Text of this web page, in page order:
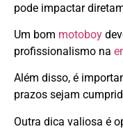
pode impactar
Um bom motoboy
profissionalismo na
Além disso, é
prazos sejam
Outra dica valiosa é